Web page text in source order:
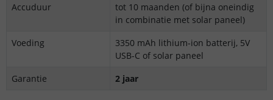
Accuduur
tot 10 maanden (of bijna oneindig
in combinatie met solar paneel)
Voeding
3350 mAh lithium-ion batterij, 5V
USB-C of solar paneel
Garantie
2 jaar